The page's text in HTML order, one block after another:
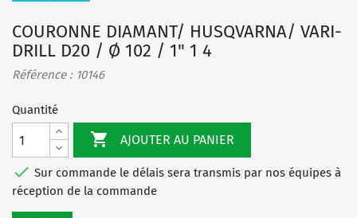
COURONNE DIAMANT/ HUSQVARNA/ VARI-
DRILL D20 / Ø 102 / 1" 1 4
Référence : 10146
Quantité
 AJOUTER AU PANIER
 Sur commande le délais sera transmis par nos équipes à
réception de la commande